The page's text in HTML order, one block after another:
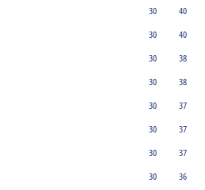
30
40
30
40
30
38
30
38
30
37
30
37
30
37
30
36